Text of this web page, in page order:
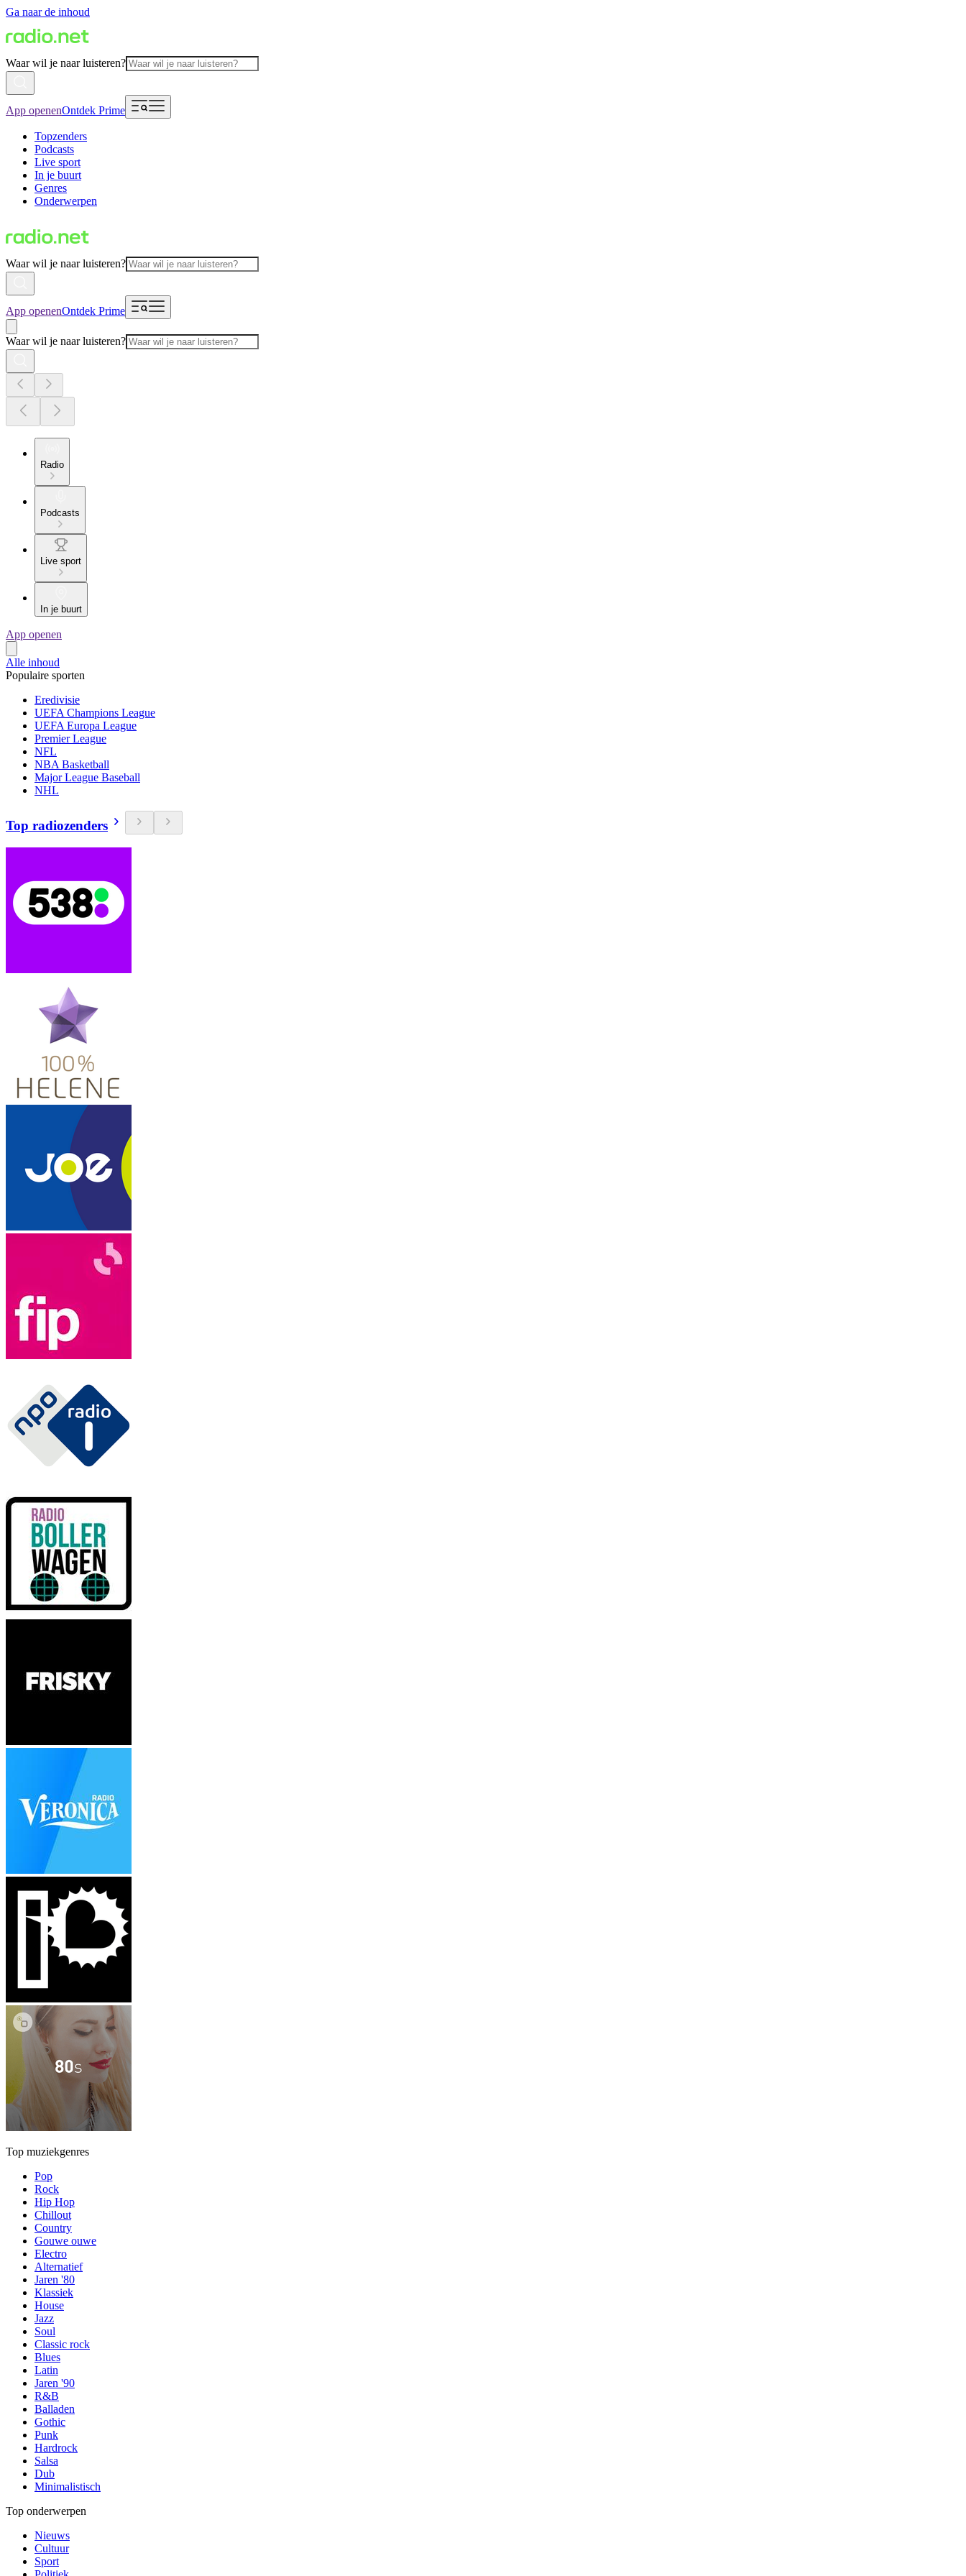
Ga naar de inhoud
Waar wil je naar luisteren?
App openenOntdek Prime
Topzenders
Podcasts
Live sport
In je buurt
Genres
Onderwerpen
Waar wil je naar luisteren?
App openenOntdek Prime
Waar wil je naar luisteren?
Radio
Podcasts
Live sport
In je buurt
App openen
Alle inhoud
Populaire sporten
Eredivisie
UEFA Champions League
UEFA Europa League
Premier League
NFL
NBA Basketball
Major League Baseball
NHL
Top radiozenders
Top muziekgenres
Pop
Rock
Hip Hop
Chillout
Country
Gouwe ouwe
Electro
Alternatief
Jaren '80
Klassiek
House
Jazz
Soul
Classic rock
Blues
Latin
Jaren '90
R&B
Balladen
Gothic
Punk
Hardrock
Salsa
Dub
Minimalistisch
Top onderwerpen
Nieuws
Cultuur
Sport